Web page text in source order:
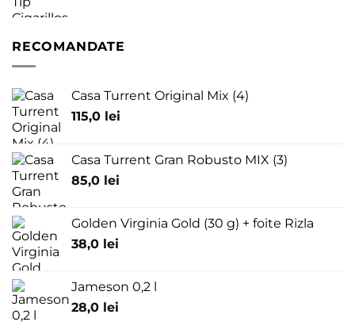
RECOMANDATE
Casa Turrent Original Mix (4)
115,0 lei
Casa Turrent Gran Robusto MIX (3)
85,0 lei
Golden Virginia Gold (30 g) + foite Rizla
38,0 lei
Jameson 0,2 l
28,0 lei